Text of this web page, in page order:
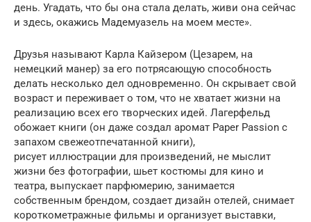
день. Угадать, что бы она стала делать, живи она сейчас
и здесь, окажись Мадемуазель на моем месте».
Друзья называют Карла Кайзером (Цезарем, на
немецкий манер) за его потрясающую способность
делать несколько дел одновременно. Он скрывает свой
возраст и переживает о том, что не хватает жизни на
реализацию всех его творческих идей. Лагерфельд
обожает книги (он даже создал аромат Paper Passion с
запахом свежеотпечатанной книги),
рисует иллюстрации для произведений, не мыслит
жизни без фотографии, шьет костюмы для кино и
театра, выпускает парфюмерию, занимается
собственным брендом, создает дизайн отелей, снимает
короткометражные фильмы и организует выставки,